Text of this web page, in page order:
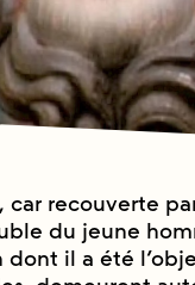
car recouverte
du jeune
il a été